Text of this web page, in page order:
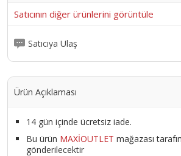
Satıcının diğer ürünlerini görüntüle
Satıcıya Ulaş
Ürün Açıklaması
14 gün içinde ücretsiz iade.
Bu ürün MAXİOUTLET mağazası
gönderilecektir